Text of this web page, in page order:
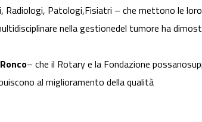
Radiologi, Patologi,Fisiatri – che mettono le
nella gestionedel tumore ha
– che il Rotary e la Fondazione
al miglioramento della qualità